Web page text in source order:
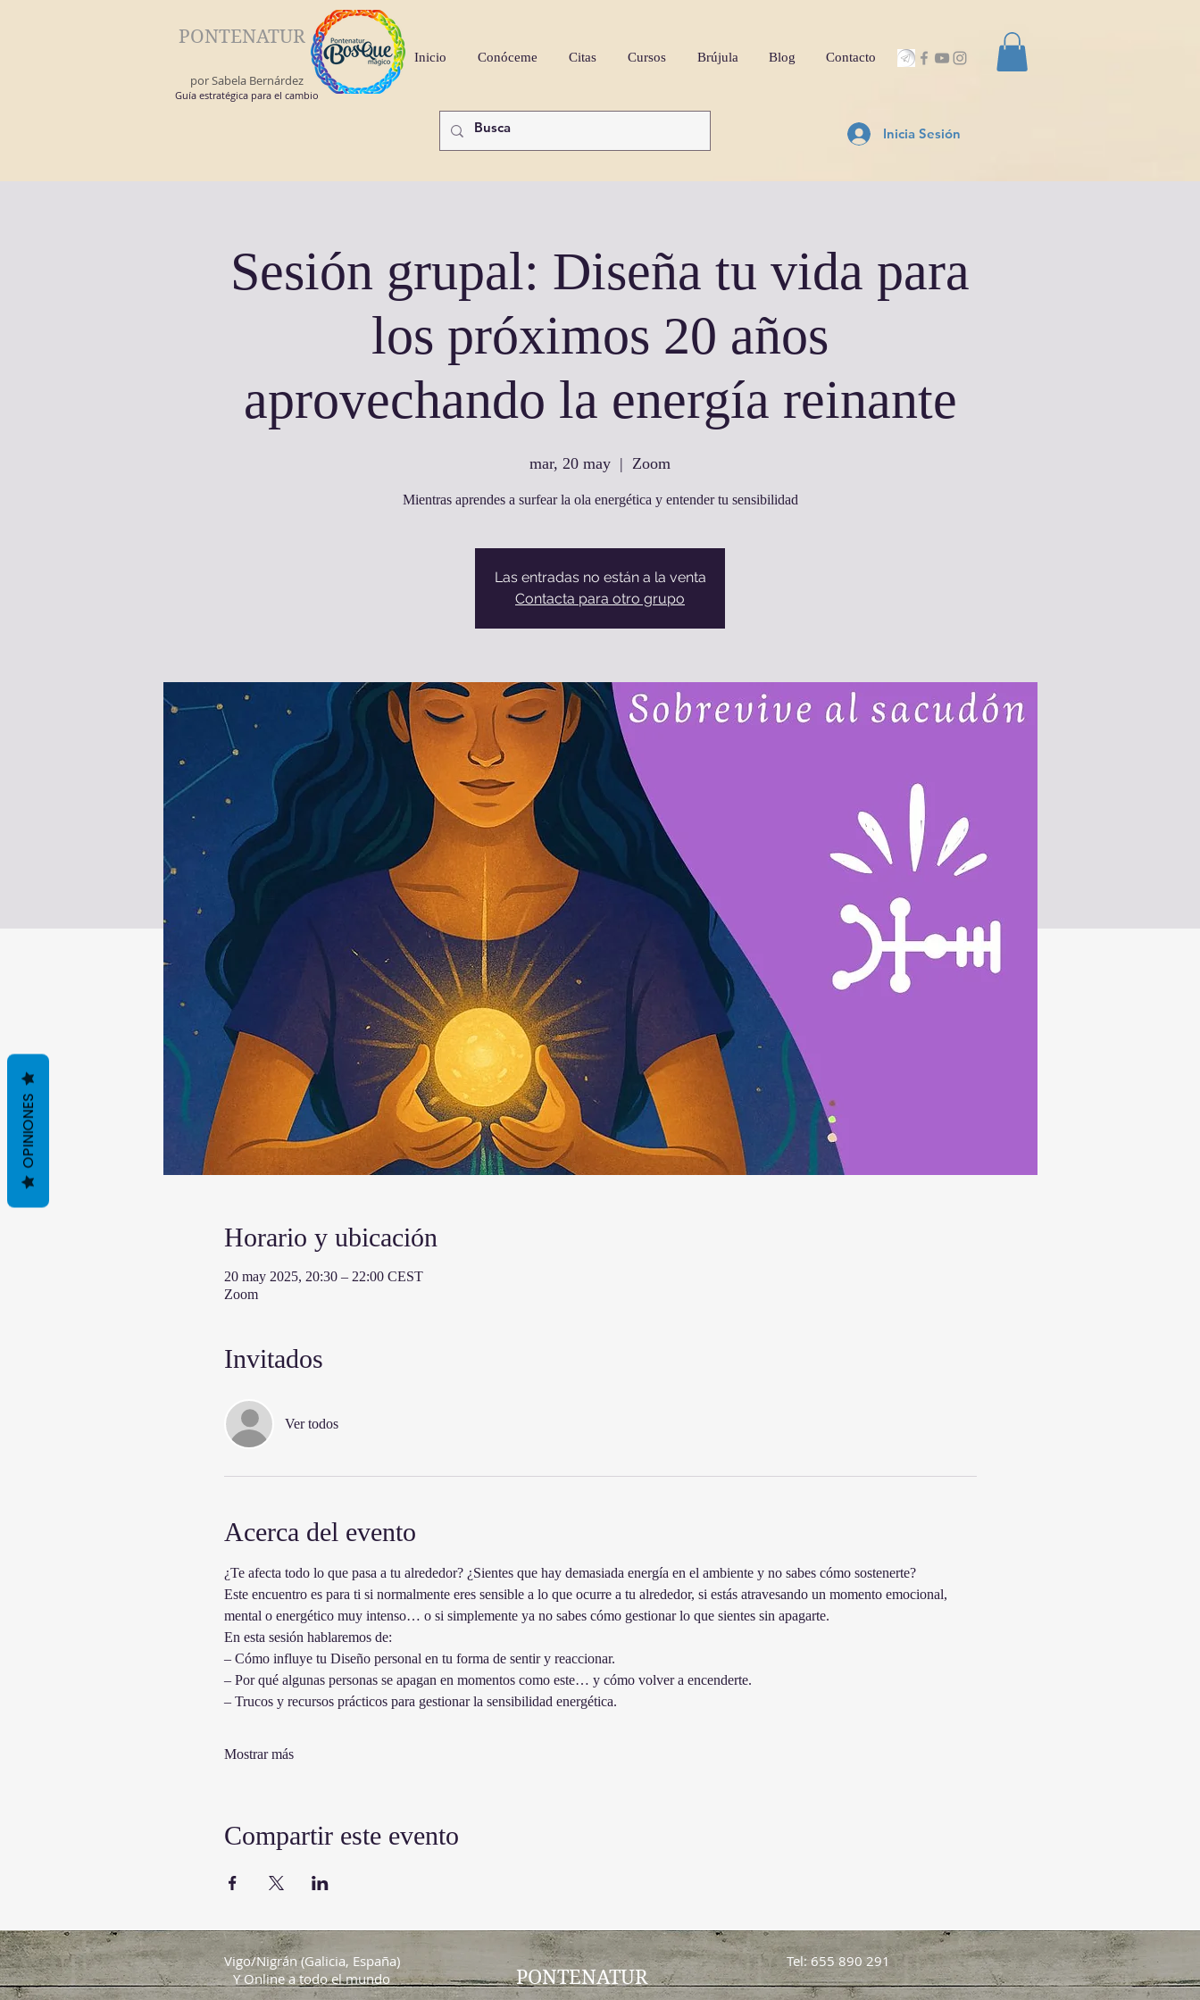
PONTENATUR
por Sabela Bernárdez
Guía estratégica para el cambio
Inicio Conóceme Citas Cursos Brújula Blog Contacto
Inicia Sesión
Sesión grupal: Diseña tu vida para
los próximos 20 años
aprovechando la energía reinante
mar, 20 may
  |
Zoom
Mientras aprendes a surfear la ola energética y entender tu sensibilidad
Las entradas no están a la venta
Contacta para otro grupo
Horario y ubicación
20 may 2025, 20:30 – 22:00 CEST
Zoom
Invitados
Ver todos
Acerca del evento
¿Te afecta todo lo que pasa a tu alrededor? ¿Sientes que hay demasiada energía en el ambiente y no sabes cómo sostenerte?
Este encuentro es para ti si normalmente eres sensible a lo que ocurre a tu alrededor, si estás atravesando un momento emocional,
mental o energético muy intenso… o si simplemente ya no sabes cómo gestionar lo que sientes sin apagarte.
En esta sesión hablaremos de:
– Cómo influye tu Diseño personal en tu forma de sentir y reaccionar.
– Por qué algunas personas se apagan en momentos como este… y cómo volver a encenderte.
– Trucos y recursos prácticos para gestionar la sensibilidad energética.
Mostrar más
Compartir este evento
Vigo/Nigrán (Galicia, España)
Y Online a todo el mundo
PONTENATUR
Tel: 655 890 291
OPINIONES